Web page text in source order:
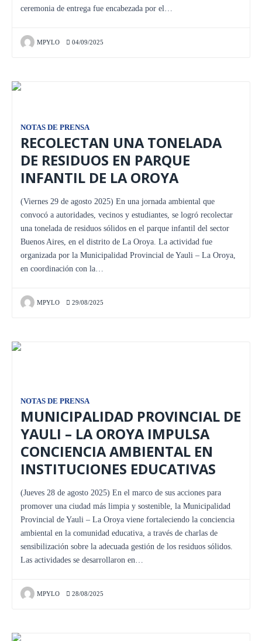
ceremonia de entrega fue encabezada por el…
MPYLO 04/09/2025
NOTAS DE PRENSA
RECOLECTAN UNA TONELADA
DE RESIDUOS EN PARQUE
INFANTIL DE LA OROYA
(Viernes 29 de agosto 2025) En una jornada ambiental que
convocó a autoridades, vecinos y estudiantes, se logró recolectar
una tonelada de residuos sólidos en el parque infantil del sector
Buenos Aires, en el distrito de La Oroya. La actividad fue
organizada por la Municipalidad Provincial de Yauli – La Oroya,
en coordinación con la…
MPYLO 29/08/2025
NOTAS DE PRENSA
MUNICIPALIDAD PROVINCIAL DE
YAULI – LA OROYA IMPULSA
CONCIENCIA AMBIENTAL EN
INSTITUCIONES EDUCATIVAS
(Jueves 28 de agosto 2025) En el marco de sus acciones para
promover una ciudad más limpia y sostenible, la Municipalidad
Provincial de Yauli – La Oroya viene fortaleciendo la conciencia
ambiental en la comunidad educativa, a través de charlas de
sensibilización sobre la adecuada gestión de los residuos sólidos.
Las actividades se desarrollaron en…
MPYLO 28/08/2025